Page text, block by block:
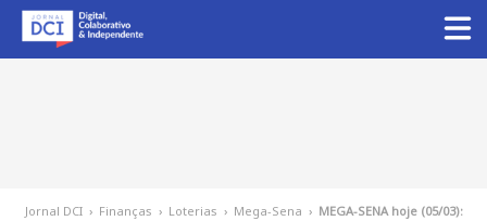
Jornal DCI › Finanças › Loterias › Mega-Sena › MEGA-SENA hoje (05/03):